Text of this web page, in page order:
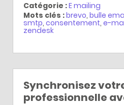
Catégorie :E mailing
Mots clés :brevo, bulle
smtp, consentement, e-
zendesk
Synchronisez
professionnelle